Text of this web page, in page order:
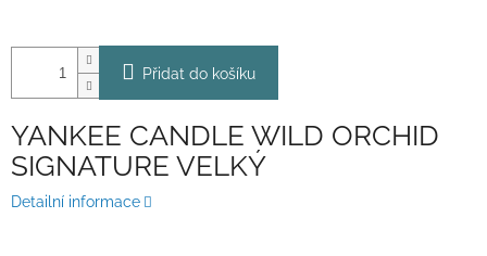
Přidat do košíku
YANKEE CANDLE WILD ORCHID
SIGNATURE VELKÝ
Detailní informace